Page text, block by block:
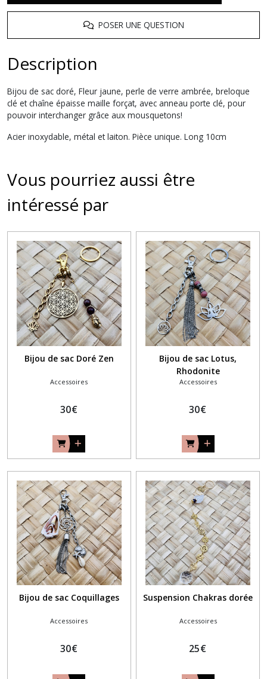
POSER UNE QUESTION
Description
Bijou de sac doré, Fleur jaune, perle de verre ambrée, breloque
clé et chaîne épaisse maille forçat, avec anneau porte clé, pour
pouvoir interchanger grâce aux mousquetons!
Acier inoxydable, métal et laiton. Pièce unique. Long 10cm
Vous pourriez aussi être
intéressé par
Bijou de sac Doré Zen
Accessoires
30€
Bijou de sac Lotus,
Rhodonite
Accessoires
30€
Bijou de sac Coquillages
Accessoires
30€
Suspension Chakras dorée
Accessoires
25€